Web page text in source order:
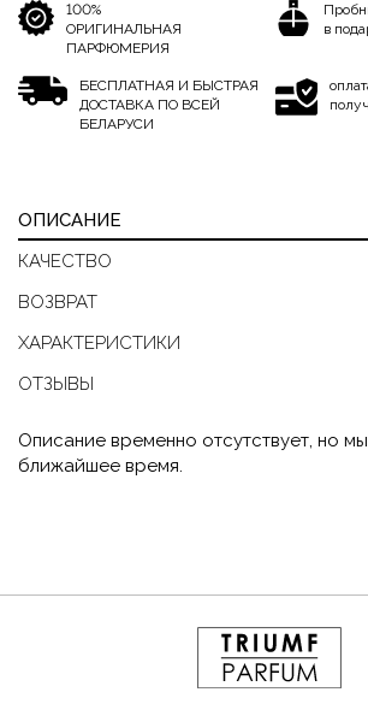
100%
ОРИГИНАЛЬНАЯ
ПАРФЮМЕРИЯ
в
БЕСПЛАТНАЯ И БЫСТРАЯ
ДОСТАВКА ПО ВСЕЙ
БЕЛАРУСИ
ОПИСАНИЕ
КАЧЕСТВО
ВОЗВРАТ
ХАРАКТЕРИСТИКИ
ОТЗЫВЫ
Описание временно отсутствует, но
ближайшее время.